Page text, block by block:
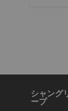
シャング
ープ